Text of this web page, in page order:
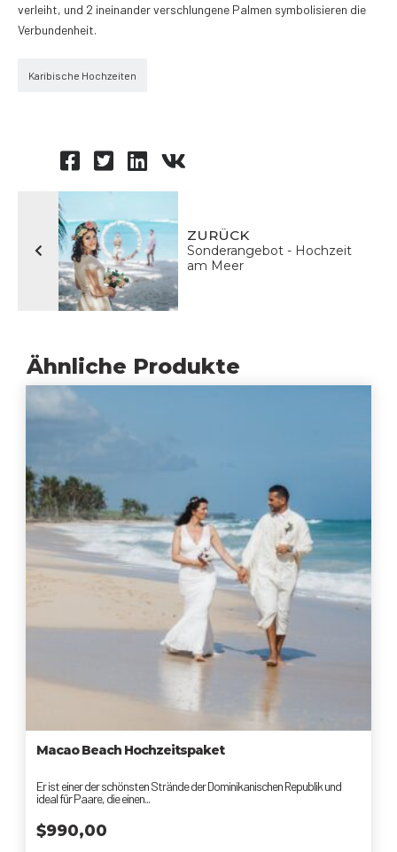
verleiht, und 2 ineinander verschlungene Palmen symbolisieren die
Verbundenheit.
Karibische Hochzeiten
ZURÜCK
Sonderangebot - Hochzeit
am Meer
Ähnliche Produkte
Macao Beach Hochzeitspaket
Er ist einer der schönsten Strände der Dominikanischen Republik und
ideal für Paare, die einen...
$990,00